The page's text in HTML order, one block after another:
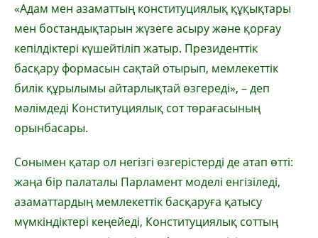
«Адам мен азаматтың конституциялық құқықтары
мен бостандықтарын жүзеге асыру және қорғау
кепілдіктері күшейтіліп жатыр. Президенттік
басқару формасын сақтай отырып, мемлекеттік
билік құрылымы айтарлықтай өзгереді», – деп
мәлімдеді Конституциялық сот төрағасының
орынбасары.
Сонымен қатар ол негізгі өзгерістерді де атап өтті:
жаңа бір палаталы Парламент моделі енгізіледі,
азаматтардың мемлекеттік басқаруға қатысу
мүмкіндіктері кеңейеді, Конституциялық соттың